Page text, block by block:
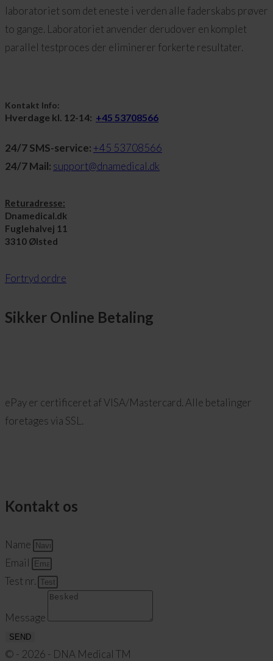
laboratoriet som det eneste i verden alle faderskabs prøver
to gange. Laboratoriet anvender derudover en komplet
parallel testproces der eliminerer forkerte resultater.
Kontakt Info:
Hverdage kl. 12-14: +45 53708566
24/7 SMS-service:+45 53708566
24/7 Mail: support@dnamedical.dk
Returadresse:
Dnamedical.dk
Fuglehalvej 11
3310 Ølsted
Fortryd ordre
Sikker Online Betaling
ePay er certificeret af VISA/Mastercard. Alle betalinger
foretages via SSL.
Kontakt os
Name
Email
Test nr.
Message
SEND
© - 2026 - DNA Medical TM